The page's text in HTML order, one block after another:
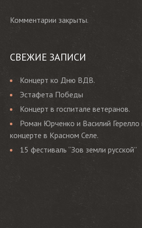
Комментарии закрыты.
СВЕЖИЕ ЗАПИСИ
Концерт ко Дню ВДВ.
Эстафета Победы
Концерт в госпитале ветеранов.
Роман Юрченко и Василий Герелло
концерте в Красном Селе.
15 фестиваль “Зов земли русской”